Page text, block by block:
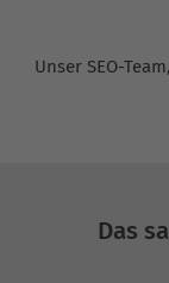
Unser SEO-
Das